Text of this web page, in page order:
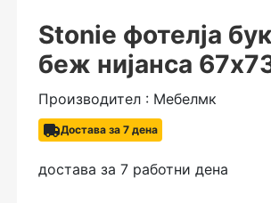
Stonie фотелја
беж нијанса
Производител : Мебелмк
Достава за 7 дена
достава за 7 работни дена